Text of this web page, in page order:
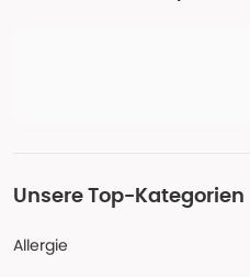
Unsere Top-Kategorien
Allergie